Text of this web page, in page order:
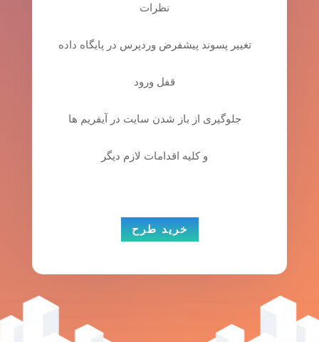
نظرات
تغییر پسوند پیشفرض وردپرس در پایگاه داده
قفل ورود
جلوگیری از باز شدن سایت در آیفریم ها
و کلیه اقدامات لازم دیگر
خرید طرح